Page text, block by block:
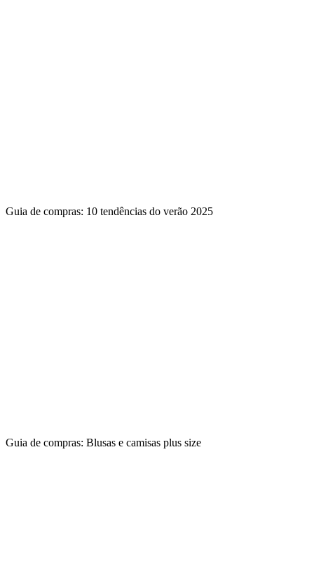
Guia de compras: 10 tendências do verão 2025
Guia de compras: Blusas e camisas plus size